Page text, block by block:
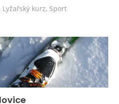
, Lyžařský kurz, Sport